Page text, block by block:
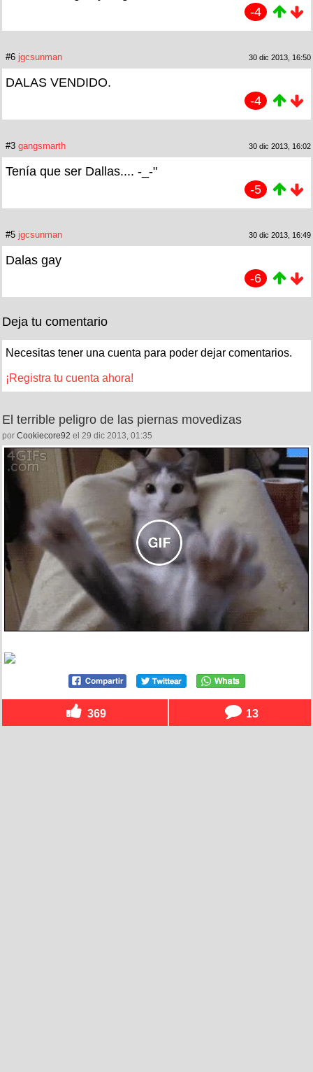
-4
#6 jgcsunman 30 dic 2013, 16:50
DALAS VENDIDO.
-4
#3 gangsmarth 30 dic 2013, 16:02
Tenía que ser Dallas.... -_-"
-5
#5 jgcsunman 30 dic 2013, 16:49
Dalas gay
-6
Deja tu comentario
Necesitas tener una cuenta para poder dejar comentarios.
¡Registra tu cuenta ahora!
El terrible peligro de las piernas movedizas
por Cookiecore92 el 29 dic 2013, 01:35
369 13